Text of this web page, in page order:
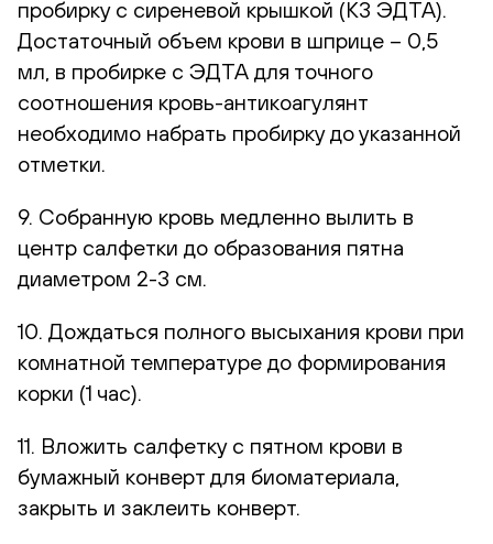
пробирку с сиреневой крышкой (К3 ЭДТА).
Достаточный объем крови в шприце – 0,5
мл, в пробирке с ЭДТА для точного
соотношения кровь-антикоагулянт
необходимо набрать пробирку до указанной
отметки.
9. Собранную кровь медленно вылить в
центр салфетки до образования пятна
диаметром 2-3 см.
10. Дождаться полного высыхания крови при
комнатной температуре до формирования
корки (1 час).
11. Вложить салфетку с пятном крови в
бумажный конверт для биоматериала,
закрыть и заклеить конверт.